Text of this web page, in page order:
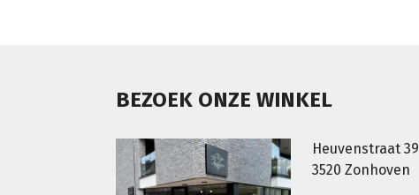
BEZOEK ONZE WINKEL
Heuvenstraat 39
3520 Zonhoven